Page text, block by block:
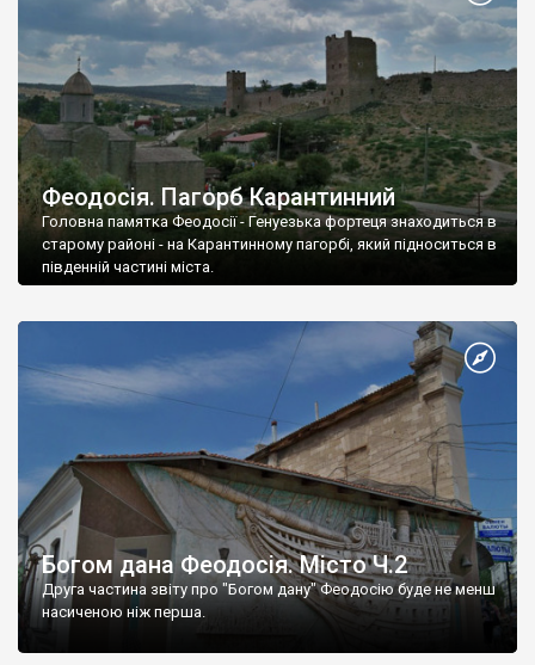
Феодосія. Пагорб Карантинний
Головна памятка Феодосії - Генуезька фортеця знаходиться в
старому районі - на Карантинному пагорбі, який підноситься в
південній частині міста.
Богом дана Феодосія. Місто Ч.2
Друга частина звіту про "Богом дану" Феодосію буде не менш
насиченою ніж перша.